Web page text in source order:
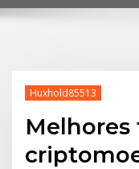
Huxhold85513
Melhores